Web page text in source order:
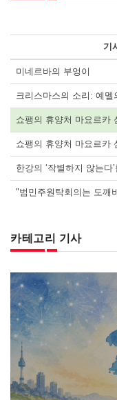
기
미네르바의 부엉이
크리스마스의 소리: 예멜
쇼팽의 휴양처 마요르카
쇼팽의 휴양처 마요르카
한강의 ‘작별하지 않는다
"범민주원탁회의는 도깨
카테고리 기사